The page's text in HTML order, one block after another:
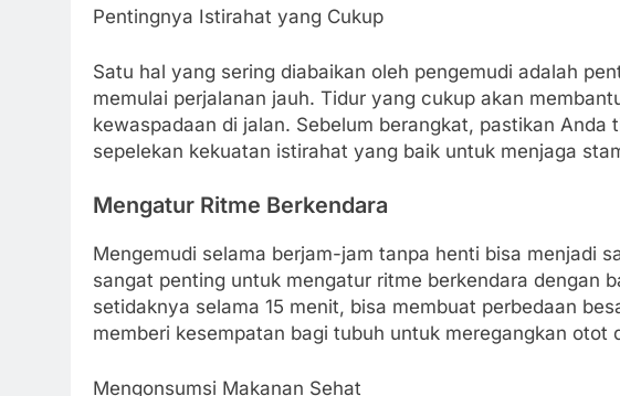
Pentingnya Istirahat yang Cukup
Satu hal yang sering diabaikan oleh pengemudi adalah
memulai perjalanan jauh. Tidur yang cukup akan
kewaspadaan di jalan. Sebelum berangkat, pastikan Anda
sepelekan kekuatan istirahat yang baik untuk menjaga
Mengatur Ritme Berkendara
Mengemudi selama berjam-jam tanpa henti bisa menjadi
sangat penting untuk mengatur ritme berkendara dengan
setidaknya selama 15 menit, bisa membuat perbedaan
memberi kesempatan bagi tubuh untuk meregangkan otot
Mengonsumsi Makanan Sehat